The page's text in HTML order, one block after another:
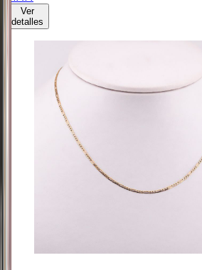
Ver
detalles